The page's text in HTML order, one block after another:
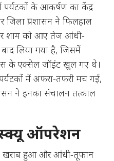
पर्यटकों के आकर्षण का केंद्र
जिला प्रशासन ने फिलहाल
शाम को आए तेज आंधी-
लिया गया है, जिसमें
के एक्सेल जॉइंट खुल गए थे।
में अफरा-तफरी मच गई,
ने इनका संचालन तत्काल
ऑपरेशन
खराब हुआ और आंधी-तूफान